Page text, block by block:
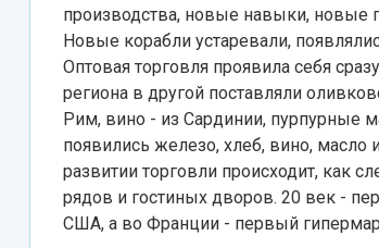
производства, новые навыки, новые
Новые корабли устаревали,
Оптовая торговля проявила себя
региона в другой поставляли
Рим, вино - из Сардинии, пурпурные
появились железо, хлеб, вино,
развитии торговли происходит, как
рядов и гостиных дворов. 20 век -
США, а во Франции - первый